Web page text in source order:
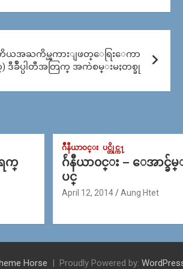
တိယအႀကိမ္ၾကားျဖတ္ေရြးေကာ
ဒီခ်ဳပ္ပါတီအတြက္ အကဲစမ္းမႈတစ္ခု
က္
ဂ်ဳနီယာ၀င္း ပင္တိုင္က႑
ဂ်ဴနီယာ၀င္း – ေအာင္ခ်
ပင္
April 12, 2014 Aung Htet
Horse Proudly Powered by: